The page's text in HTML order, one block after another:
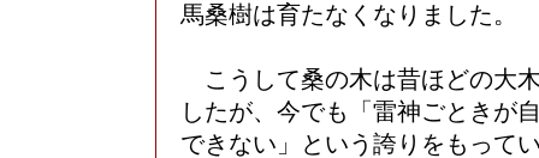
馬桑樹は育たなくなりました。
こうして桑の木は昔ほどの大
したが、今でも「雷神ごときが
できない」という誇りをもって